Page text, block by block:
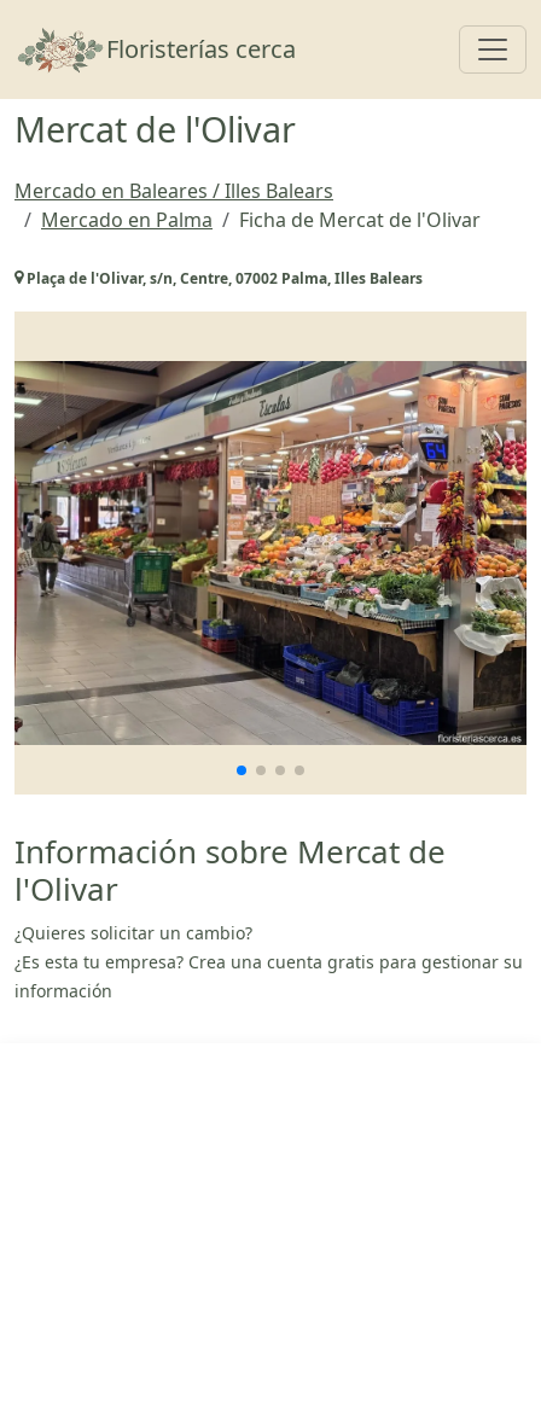
Floristerías cerca
Mercat de l'Olivar
Mercado en Baleares / Illes Balears
Mercado en Palma
Ficha de Mercat de l'Olivar
Plaça de l'Olivar, s/n, Centre, 07002 Palma, Illes Balears
Información sobre Mercat de
l'Olivar
¿Quieres solicitar un cambio?
¿Es esta tu empresa? Crea una cuenta gratis para gestionar su
información